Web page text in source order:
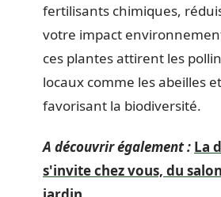
fertilisants chimiques,
votre impact
ces plantes attirent les
locaux comme les abeilles
favorisant la biodiversité.
A découvrir également : La
s'invite chez vous, du